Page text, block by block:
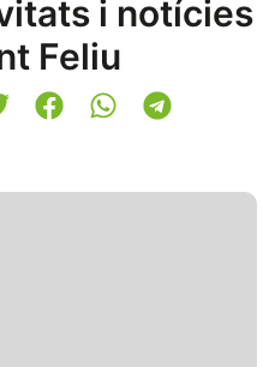
i notícies
Feliu